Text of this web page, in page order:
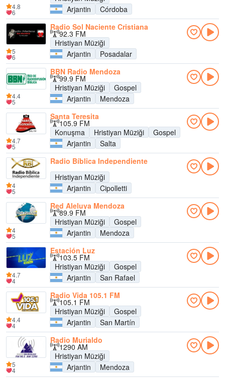
Arjantin
Córdoba
4.8
6
Radio Sol Naciente Cristiana
92.3 FM
Hristiyan Müziği
Arjantin
Posadalar
5
6
BBN Radio Mendoza
99.9 FM
Hristiyan Müziği
Gospel
Arjantin
Mendoza
4.4
5
Santa Teresita
105.9 FM
Konuşma
Hristiyan Müziği
Gospel
Arjantin
Salta
4.7
5
Radio Bíblica Independiente
Hristiyan Müziği
Arjantin
Cipolletti
4
5
Red Aleluya Mendoza
89.9 FM
Hristiyan Müziği
Gospel
Arjantin
Mendoza
4
5
Estación Luz
103.5 FM
Hristiyan Müziği
Gospel
Arjantin
San Rafael
4.7
4
Radio Vida 105.1 FM
105.1 FM
Hristiyan Müziği
Gospel
Arjantin
San Martín
4.4
4
Radio Murialdo
1290 AM
Hristiyan Müziği
Arjantin
Mendoza
5
4